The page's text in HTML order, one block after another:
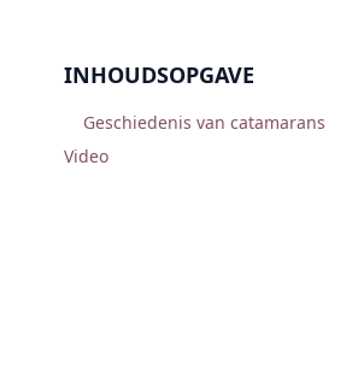
INHOUDSOPGAVE
Geschiedenis van catamarans
Video